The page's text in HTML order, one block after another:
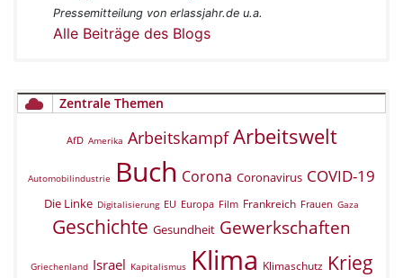
Pressemitteilung von erlassjahr.de u.a.
Alle Beiträge des Blogs
Zentrale Themen
AfD Amerika Arbeitskampf Arbeitswelt
Automobilindustrie Buch Corona Coronavirus COVID-19
Die Linke Digitalisierung EU Europa Film Frankreich Frauen Gaza
Geschichte Gesundheit Gewerkschaften
Griechenland Israel Kapitalismus Klima Klimaschutz Krieg